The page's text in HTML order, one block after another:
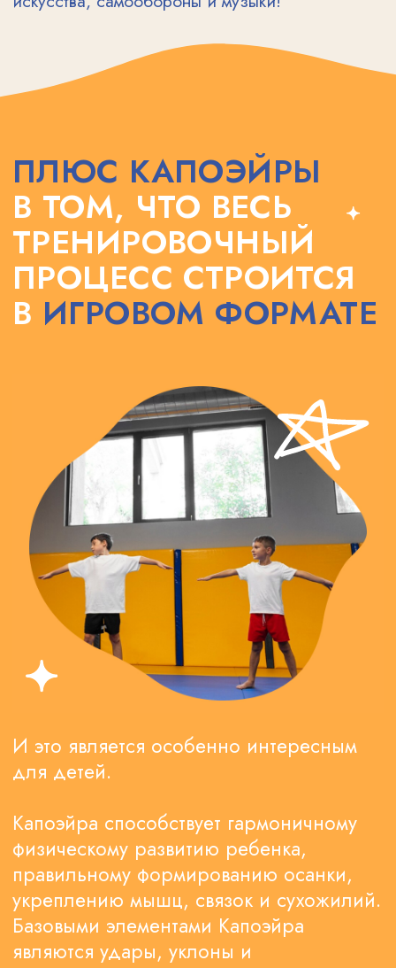
И это является особенно интересным
Капоэйра способствует гармоничному
физическому развитию ребенка,
являются удары, уклоны и
перемещения.
И тренер капоэйры в нашем детском
центре в Раменках — просто огонь!
Патрик Силвейра Рамос преподаёт в
детских и взрослых группах уже 5 лет.
Он научит вашего ребёнка взлетать не
только над землёй, но и над собой!
РАСПИСАНИЕ
ЗАНЯТИЙ В
РАМЕНКАХ
Понедельник (4−6 лет)
Елизавета
Алексеевна
19:00
Понедельник (7−10 лет)